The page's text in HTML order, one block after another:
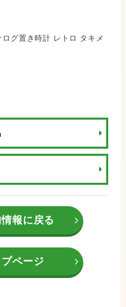
グ置き時計 レトロ タキメ
報に戻る
プページ